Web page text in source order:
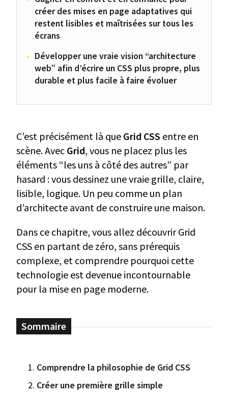
créer des mises en page adaptatives qui
restent lisibles et maîtrisées sur tous les
écrans
Développer une vraie vision “architecture
web” afin d’écrire un CSS plus propre, plus
durable et plus facile à faire évoluer
C’est précisément là que Grid CSS entre en
scène. Avec Grid, vous ne placez plus les
éléments “les uns à côté des autres” par
hasard : vous dessinez une vraie grille, claire,
lisible, logique. Un peu comme un plan
d’architecte avant de construire une maison.
Dans ce chapitre, vous allez découvrir Grid
CSS en partant de zéro, sans prérequis
complexe, et comprendre pourquoi cette
technologie est devenue incontournable
pour la mise en page moderne.
Comprendre la philosophie de Grid CSS
Créer une première grille simple